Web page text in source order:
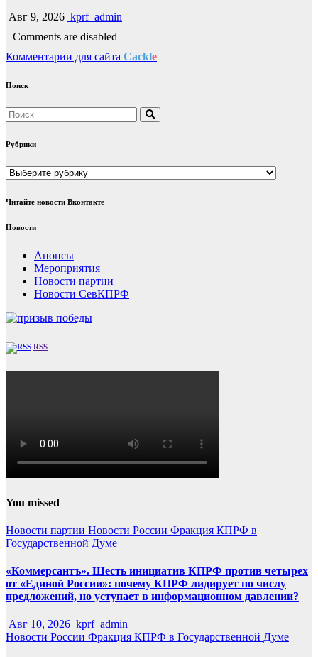
Авг 9, 2026 kprf_admin
Comments are disabled
Комментарии для сайта Cackle
Поиск
Рубрики
Рубрики
Читайте новости Вконтакте
Новости
Анонсы
Мероприятия
Новости партии
Новости СевКПРФ
RSS
You missed
Новости партии Новости России Фракция КПРФ в
Государственной Думе
«Коммерсантъ». Шесть инициатив КПРФ против четырех
от «Единой России»: почему КПРФ лидирует по числу
предложений, но уступает в информационном давлении?
Авг 10, 2026 kprf_admin
Новости России Фракция КПРФ в Государственной Думе